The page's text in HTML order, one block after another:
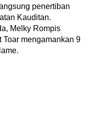
penertiban
Kauditan.
Melky Rompis
mengamankan 9